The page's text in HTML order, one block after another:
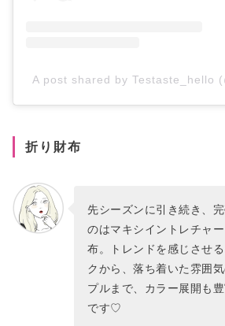
A post shared by Testaste_hello
折り財布
先シーズンに引き続き、
のはマキシイントレチャ
布。トレンドを感じさせ
クから、落ち着いた雰囲
プルまで、カラー展開も
です♡